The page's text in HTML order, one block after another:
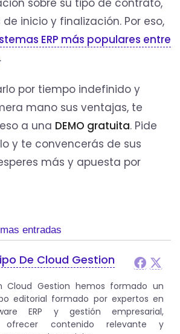
sobre su tipo de contrato,
inicio y finalización. Por eso,
ERP más populares entre
.
por tiempo indefinido y
mano sus ventajas, te
a una DEMO gratuita. Pide
y te convencerás de sus
más y apuesta por
entradas
De Cloud Gestion
Cloud Gestion hemos formado un
editorial formado por expertos en
ERP y gestión empresarial,
contenido relevante y